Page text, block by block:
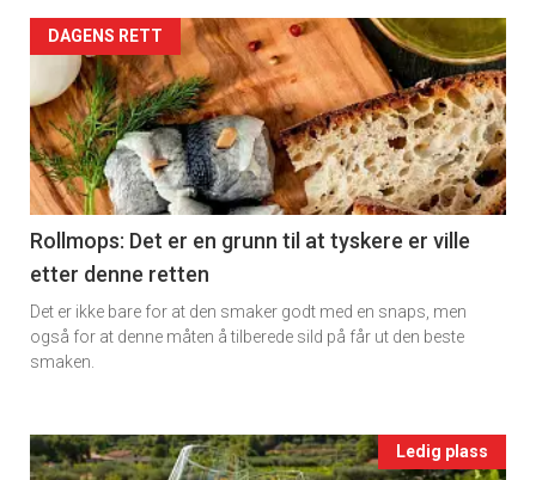
rett
2Artikler
detail
-
section
11
Ukens
vin
DAGENS RETT
Rollmops: Det er en grunn til at tyskere er ville
etter denne retten
Det er ikke bare for at den smaker godt med en snaps, men
også for at denne måten å tilberede sild på får ut den beste
smaken.
Events
Ledig plass